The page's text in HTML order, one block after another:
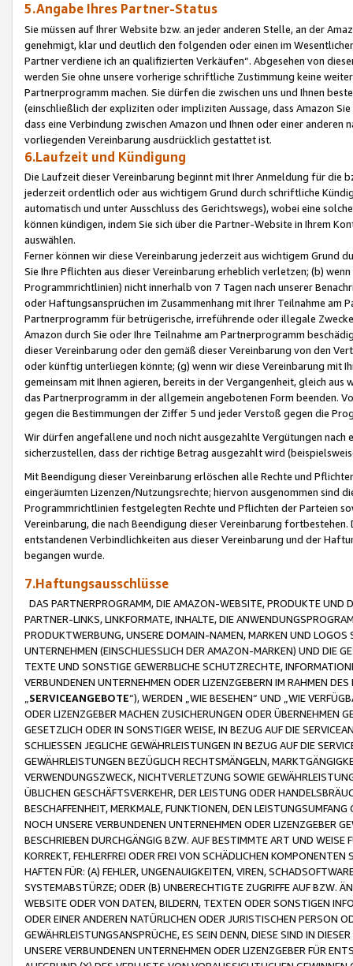
5.Angabe Ihres Partner-Status
Sie müssen auf Ihrer Website bzw. an jeder anderen Stelle, an der
genehmigt, klar und deutlich den folgenden oder einen im
Partner verdiene ich an qualifizierten Verkäufen“. Abgesehen von
werden Sie ohne unsere vorherige schriftliche Zustimmung keine
Partnerprogramm machen. Sie dürfen die zwischen uns und Ihnen
(einschließlich der expliziten oder impliziten Aussage, dass Amazon
dass eine Verbindung zwischen Amazon und Ihnen oder einer
vorliegenden Vereinbarung ausdrücklich gestattet ist.
6.Laufzeit und Kündigung
Die Laufzeit dieser Vereinbarung beginnt mit Ihrer Anmeldung für die
jederzeit ordentlich oder aus wichtigem Grund durch schriftliche
automatisch und unter Ausschluss des Gerichtswegs), wobei eine
können kündigen, indem Sie sich über die Partner-Website in Ihrem
auswählen.
Ferner können wir diese Vereinbarung jederzeit aus wichtigem Grund
Sie Ihre Pflichten aus dieser Vereinbarung erheblich verletzen; (b)
Programmrichtlinien) nicht innerhalb von 7 Tagen nach unserer
oder Haftungsansprüchen im Zusammenhang mit Ihrer Teilnahme am
Partnerprogramm für betrügerische, irreführende oder illegale
Amazon durch Sie oder Ihre Teilnahme am Partnerprogramm
dieser Vereinbarung oder den gemäß dieser Vereinbarung von den
oder künftig unterliegen könnte; (g) wenn wir diese Vereinbarung mit
gemeinsam mit Ihnen agieren, bereits in der Vergangenheit, gleich
das Partnerprogramm in der allgemein angebotenen Form beenden.
gegen die Bestimmungen der Ziffer 5 und jeder Verstoß gegen die
Wir dürfen angefallene und noch nicht ausgezahlte Vergütungen
sicherzustellen, dass der richtige Betrag ausgezahlt wird
Mit Beendigung dieser Vereinbarung erlöschen alle Rechte und
eingeräumten Lizenzen/Nutzungsrechte; hiervon ausgenommen sind
Programmrichtlinien festgelegten Rechte und Pflichten der Parteien
Vereinbarung, die nach Beendigung dieser Vereinbarung
entstandenen Verbindlichkeiten aus dieser Vereinbarung und der
begangen wurde.
7.Haftungsausschlüsse
DAS PARTNERPROGRAMM, DIE AMAZON-WEBSITE, PRODUKTE UND
PARTNER-LINKS, LINKFORMATE, INHALTE, DIE
PRODUKTWERBUNG, UNSERE DOMAIN-NAMEN, MARKEN UND
UNTERNEHMEN (EINSCHLIESSLICH DER AMAZON-MARKEN) UND DIE
TEXTE UND SONSTIGE GEWERBLICHE SCHUTZRECHTE,
VERBUNDENEN UNTERNEHMEN ODER LIZENZGEBERN IM RAHMEN
SERVICEANGEBOTE“), WERDEN „WIE BESEHEN“ UND „WIE
ODER LIZENZGEBER MACHEN ZUSICHERUNGEN ODER ÜBERNEHMEN
GESETZLICH ODER IN SONSTIGER WEISE, IN BEZUG AUF DIE
SCHLIESSEN JEGLICHE GEWÄHRLEISTUNGEN IN BEZUG AUF DIE
GEWÄHRLEISTUNGEN BEZÜGLICH RECHTSMÄNGELN,
VERWENDUNGSZWECK, NICHTVERLETZUNG SOWIE
ÜBLICHEN GESCHÄFTSVERKEHR, DER LEISTUNG ODER
BESCHAFFENHEIT, MERKMALE, FUNKTIONEN, DEN
NOCH UNSERE VERBUNDENEN UNTERNEHMEN ODER LIZENZGEBER
BESCHRIEBEN DURCHGÄNGIG BZW. AUF BESTIMMTE ART UND
KORREKT, FEHLERFREI ODER FREI VON SCHÄDLICHEN
HAFTEN FÜR: (A) FEHLER, UNGENAUIGKEITEN, VIREN,
SYSTEMABSTÜRZE; ODER (B) UNBERECHTIGTE ZUGRIFFE AUF BZW.
WEBSITE ODER VON DATEN, BILDERN, TEXTEN ODER SONSTIGEN
ODER EINER ANDEREN NATÜRLICHEN ODER JURISTISCHEN PERSON
GEWÄHRLEISTUNGSANSPRÜCHE, ES SEIN DENN, DIESE SIND IN
UNSERE VERBUNDENEN UNTERNEHMEN ODER LIZENZGEBER FÜR